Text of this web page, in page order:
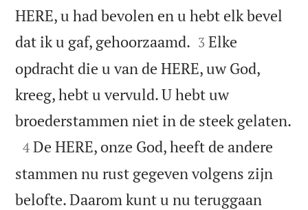
HERE, u had bevolen en u hebt elk bevel
dat ik u gaf, gehoorzaamd. 

3 Elke
opdracht die u van de HERE, uw God,
kreeg, hebt u vervuld. U hebt uw
broederstammen niet in de steek gelaten.

4 De HERE, onze God, heeft de andere
stammen nu rust gegeven volgens zijn
belofte. Daarom kunt u nu teruggaan